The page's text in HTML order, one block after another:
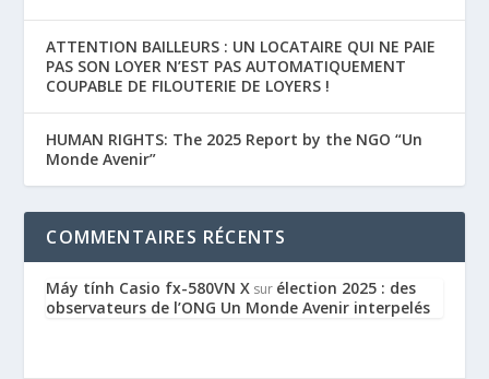
ATTENTION BAILLEURS : UN LOCATAIRE QUI NE PAIE
PAS SON LOYER N’EST PAS AUTOMATIQUEMENT
COUPABLE DE FILOUTERIE DE LOYERS !
HUMAN RIGHTS: The 2025 Report by the NGO “Un
Monde Avenir”
COMMENTAIRES RÉCENTS
Máy tính Casio fx-580VN X sur élection 2025 : des
observateurs de l’ONG Un Monde Avenir interpelés